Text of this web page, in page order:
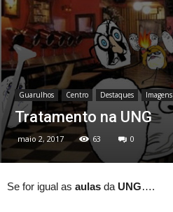
Guarulhos Centro Destaques Imagens
Tratamento na UNG
maio 2, 2017 63 0
Se for igual as aulas da UNG….